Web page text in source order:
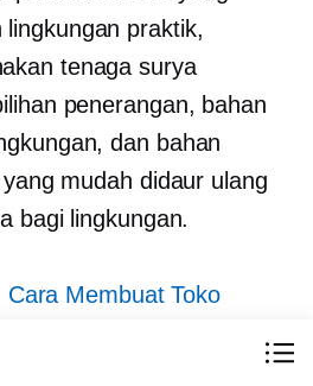
lingkungan praktik,
tenaga surya
penerangan, bahan
dan bahan
mudah didaur ulang
bagi lingkungan.
Cara Membuat Toko